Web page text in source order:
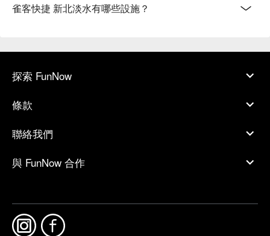
雀客快捷 新北淡水有哪些設施？
探索 FunNow
條款
聯絡我們
與 FunNow 合作